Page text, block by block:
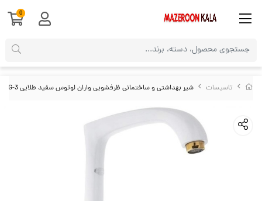
تاسیسات شیر بهداشتی و ساختمانی ظرفشویی واران لوتوس سفید طلایی VVLWG-3
0